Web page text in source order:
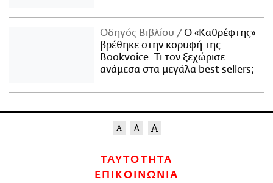
Οδηγός Βιβλίου
Ο «Καθρέφτης»
βρέθηκε στην κορυφή της
Bookvoice. Τι τον ξεχώρισε
ανάμεσα στα μεγάλα best sellers;
ΤΑΥΤΟΤΗΤΑ
ΕΠΙΚΟΙΝΩΝΙΑ